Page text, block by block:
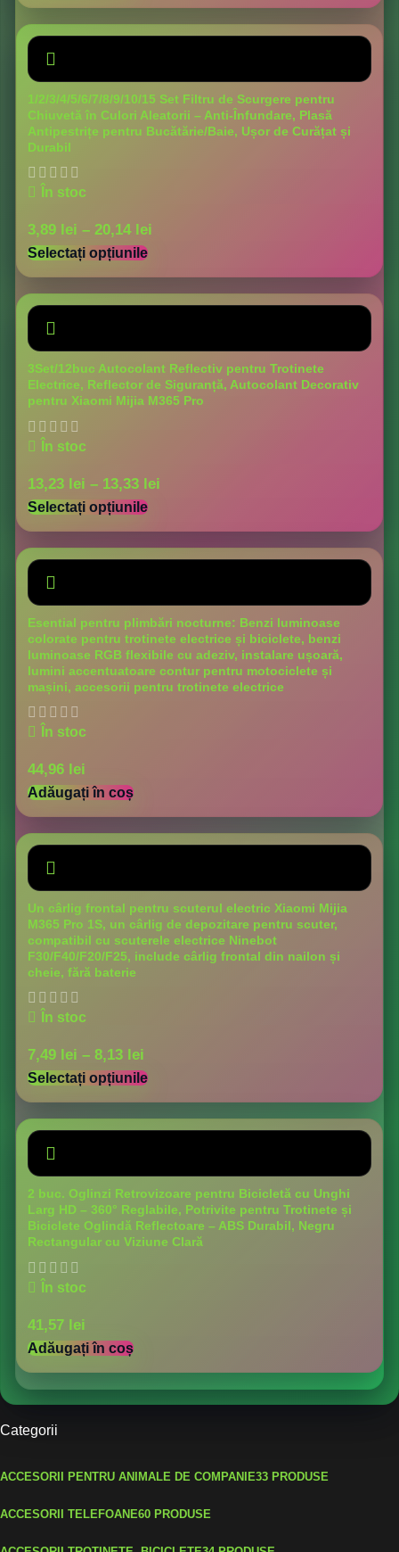
1/2/3/4/5/6/7/8/9/10/15 Set Filtru de Scurgere pentru
Chiuvetă în Culori Aleatorii – Anti-Înfundare, Plasă
Antipestrițe pentru Bucătărie/Baie, Ușor de Curățat și
Durabil
În stoc
3,89 lei – 20,14 lei
Selectați opțiunile
3Set/12buc Autocolant Reflectiv pentru Trotinete
Electrice, Reflector de Siguranță, Autocolant Decorativ
pentru Xiaomi Mijia M365 Pro
În stoc
13,23 lei – 13,33 lei
Selectați opțiunile
Esential pentru plimbări nocturne: Benzi luminoase
colorate pentru trotinete electrice și biciclete, benzi
luminoase RGB flexibile cu adeziv, instalare ușoară,
lumini accentuatoare contur pentru motociclete și
mașini, accesorii pentru trotinete electrice
În stoc
44,96 lei
Adăugați în coș
Un cârlig frontal pentru scuterul electric Xiaomi Mijia
M365 Pro 1S, un cârlig de depozitare pentru scuter,
compatibil cu scuterele electrice Ninebot
F30/F40/F20/F25, include cârlig frontal din nailon și
cheie, fără baterie
În stoc
7,49 lei – 8,13 lei
Selectați opțiunile
2 buc. Oglinzi Retrovizoare pentru Bicicletă cu Unghi
Larg HD – 360° Reglabile, Potrivite pentru Trotinete și
Biciclete Oglindă Reflectoare – ABS Durabil, Negru
Rectangular cu Viziune Clară
În stoc
41,57 lei
Adăugați în coș
Categorii
ACCESORII PENTRU ANIMALE DE COMPANIE33 PRODUSE
ACCESORII TELEFOANE60 PRODUSE